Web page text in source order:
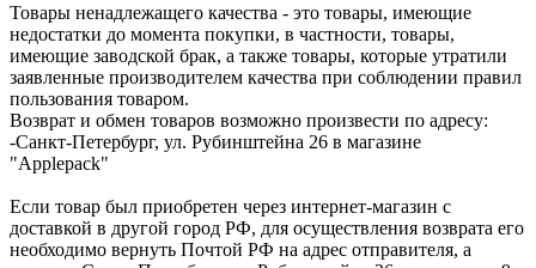
Товары ненадлежащего качества - это товары, имеющие
недостатки до момента покупки, в частности, товары,
имеющие заводской брак, а также товары, которые утратили
заявленные производителем качества при соблюдении правил
пользования товаром.
Возврат и обмен товаров возможно произвести по адресу:
-Санкт-Петербург, ул. Рубинштейна 26 в магазине
"Applepack"
Если товар был приобретен через интернет-магазин с
доставкой в другой город РФ, для осуществления возврата его
необходимо вернуть Почтой РФ на адрес отправителя, а